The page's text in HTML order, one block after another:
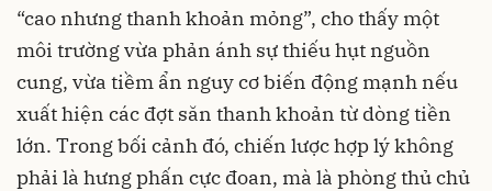
“cao nhưng thanh khoản mỏng”, cho thấy một
môi trường vừa phản ánh sự thiếu hụt nguồn
cung, vừa tiềm ẩn nguy cơ biến động mạnh nếu
xuất hiện các đợt săn thanh khoản từ dòng tiền
lớn. Trong bối cảnh đó, chiến lược hợp lý không
phải là hưng phấn cực đoan, mà là phòng thủ chủ